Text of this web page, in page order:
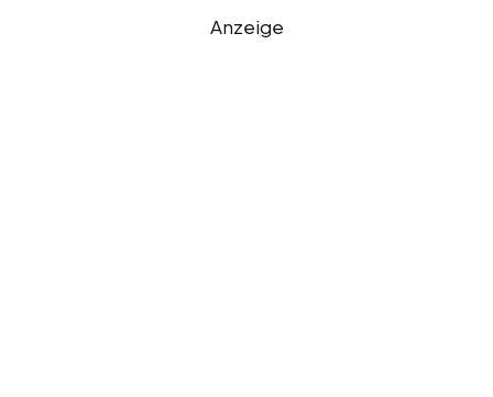
Anzeige